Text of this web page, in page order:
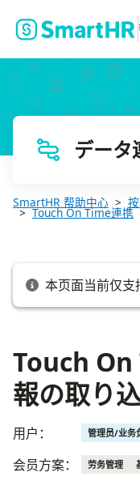
データ
SmartHR 帮助中心
Touch On Time連携
本页面当前仅支
Touch On
報の取り
用户： 管理员/业务
会员方案： 劳务管理